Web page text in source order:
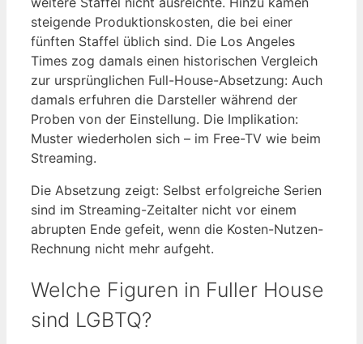
steigende Produktionskosten, die bei einer
fünften Staffel üblich sind. Die Los Angeles
Times zog damals einen historischen Vergleich
zur ursprünglichen Full-House-Absetzung: Auch
damals erfuhren die Darsteller während der
Proben von der Einstellung. Die Implikation:
Muster wiederholen sich – im Free-TV wie beim
Streaming.
Die Absetzung zeigt: Selbst erfolgreiche Serien
sind im Streaming-Zeitalter nicht vor einem
abrupten Ende gefeit, wenn die Kosten-Nutzen-
Rechnung nicht mehr aufgeht.
Welche Figuren in Fuller House
sind LGBTQ?